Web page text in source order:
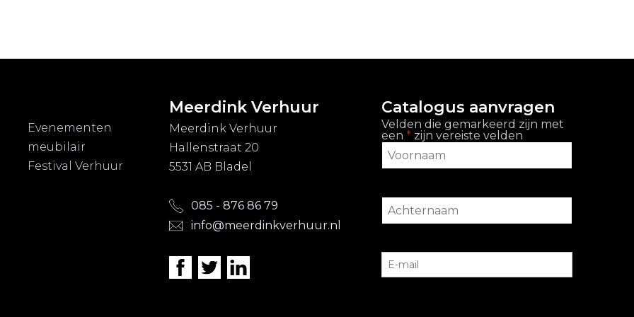
Evenementen
meubilair
Festival Verhuur
Meerdink Verhuur
Meerdink Verhuur
Hallenstraat 20
5531 AB Bladel
085 - 876 86 79
info@meerdinkverhuur.nl
Catalogus aanvragen
Velden die gemarkeerd zijn met
een * zijn vereiste velden